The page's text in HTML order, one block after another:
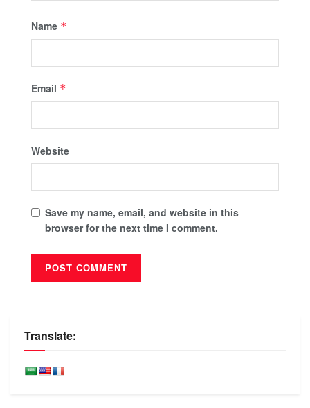
Name *
Email *
Website
Save my name, email, and website in this
browser for the next time I comment.
Translate: